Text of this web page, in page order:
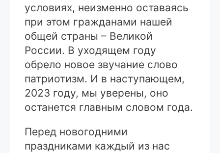
условиях, неизменно оставаясь
при этом гражданами нашей
общей страны – Великой
России. В уходящем году
обрело новое звучание слово
патриотизм. И в наступающем,
2023 году, мы уверены, оно
останется главным словом года.
Перед новогодними
праздниками каждый из нас